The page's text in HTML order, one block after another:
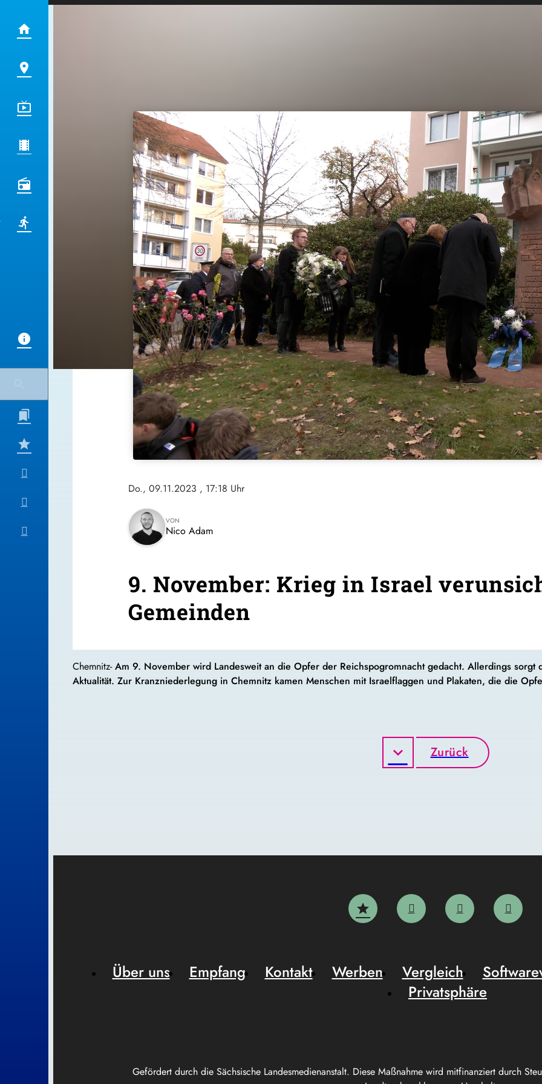
Do., 09.11.2023 , 17:18 Uhr
VON
Nico Adam
9. November: Krieg in Israel
Gemeinden
Chemnitz-Am 9. November wird Landesweit an die Opfer der Reichspogromnacht gedacht. Allerdings
Aktualität. Zur Kranzniederlegung in Chemnitz kamen Menschen mit Israelflaggen und Plakaten, die die
Zurück
Gefördert durch die Sächsische Landesmedienanstalt. Diese Maßnahme wird mitfinanziert durch
Über uns Empfang Kontakt Werben Vergleich
Privatsphäre